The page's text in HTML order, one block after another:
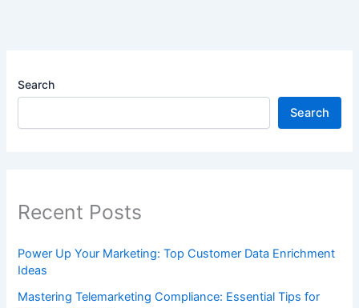
Search
Search
Recent Posts
Power Up Your Marketing: Top Customer Data Enrichment
Ideas
Mastering Telemarketing Compliance: Essential Tips for